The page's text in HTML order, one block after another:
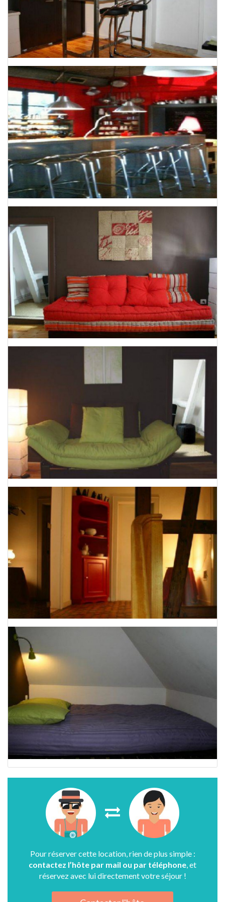
Pour réserver cette location, rien de plus simple :
contactez l’hôte par mail ou par téléphone , et
réservez avec lui directement votre séjour !